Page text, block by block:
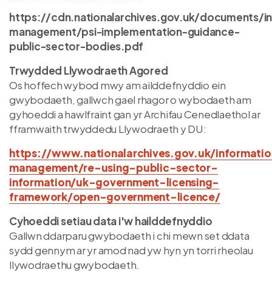
https://cdn.nationalarchives.gov.uk/documents/
management/psi-implementation-guidance-
public-sector-bodies.pdf
Trwydded Llywodraeth Agored
Os hoffech wybod mwy am ailddefnyddio ein
gwybodaeth, gallwch gael rhagor o wybodaeth am
gyhoeddi a hawlfraint gan yr Archifau Cenedlaethol ar
fframwaith trwyddedu Llywodraeth y DU:
https://www.nationalarchives.gov.uk/
management/re-using-public-sector-
information/uk-government-licensing-
framework/open-government-licence/
Cyhoeddi setiau data i'w hailddefnyddio
Gallwn ddarparu gwybodaeth i chi mewn set ddata
sydd gennym ar yr amod nad yw hyn yn torri rheolau
llywodraethu gwybodaeth.